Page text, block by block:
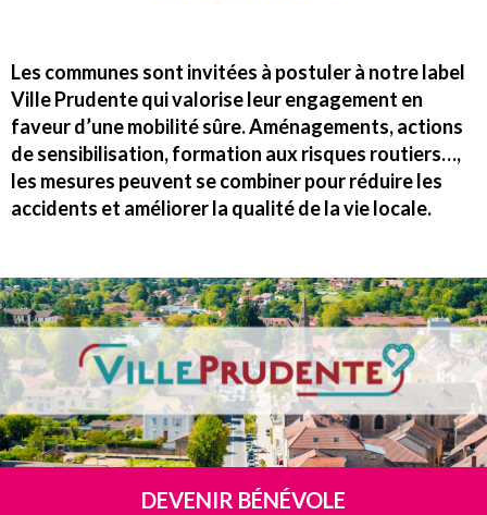
Les communes sont invitées à postuler à notre label
Ville Prudente qui valorise leur engagement en
faveur d’une mobilité sûre. Aménagements, actions
de sensibilisation, formation aux risques routiers…,
les mesures peuvent se combiner pour réduire les
accidents et améliorer la qualité de la vie locale.
DEVENIR BÉNÉVOLE